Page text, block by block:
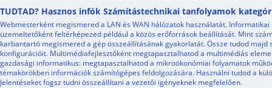
TUDTAD? Hasznos infók Számítástechnikai tanfolyamok
Webmesterként megismered a LAN és WAN hálózatok használatát.
üzemeltetőként feltérképezed például a közös erőforrások beállítását. Mint
karbantartó megismered a gép összeállításának gyakorlatát. Össze tudod majd
konfigurációit. Multimédiafejlesztőként megtapasztalhatod a multimédiás
gazdasági informatikus: megtapasztalhatod a mikroökonómiai folyamatok
témakörökben információk számítógépes feldolgozására. Használni tudod a
Jelentéseket fogsz tudni összeállítani a vezetői igényeknek megfelelően.